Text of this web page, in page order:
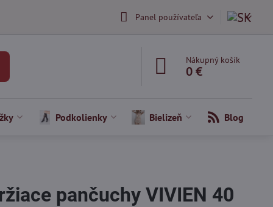
Panel používateľa
Nákupný košík
0 €
Podkolienky Bielizeň Blog
pančuchy VIVIEN 40